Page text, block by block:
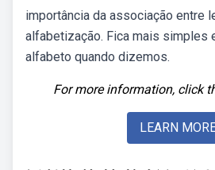
importância da associação entre
alfabetização. Fica mais simples
alfabeto quando dizemos.
For more information, click
LEARN